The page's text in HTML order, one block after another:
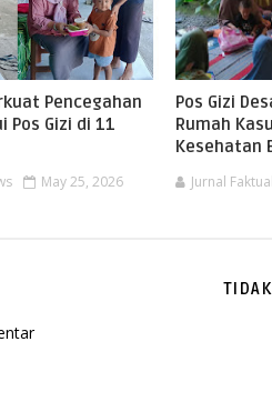
Pencegahan
Pos Gizi di 11
May 25, 2026
Pos Gizi
Rumah
Kesehatan
Jurnal